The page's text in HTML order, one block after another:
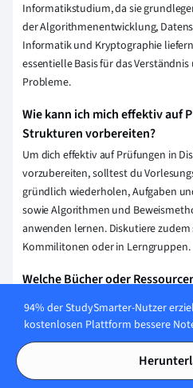
Informatikstudium, da sie
der Algorithmenentwicklung,
Informatik und Kryptographie
essentielle Basis für das
Probleme.
Wie kann ich mich effektiv auf
Strukturen vorbereiten?
Um dich effektiv auf Prüfungen in
vorzubereiten, solltest du
gründlich wiederholen, Aufgaben
sowie Algorithmen und
anwenden lernen. Diskutiere
Kommilitonen oder in Lerngruppen.
Welche Bücher oder
von Diskreten Strukturen
Für das Lernen von Diskreten
"Diskrete Mathematik" von
"Einführung in die Diskrete
empfohlen. Online-Ressourcen wie
94% der StudySmarter-Nutzer
kostenlosen Plattform bessere